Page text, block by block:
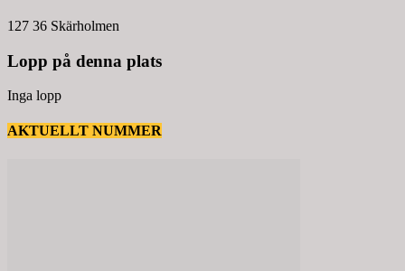
127 36 Skärholmen
Lopp på denna plats
Inga lopp
AKTUELLT NUMMER